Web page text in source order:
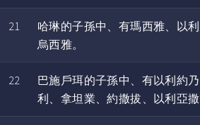
21
哈琳的子孫中、有瑪西雅、以
烏西雅。
22
巴施戶珥的子孫中、有以利約
利、拿坦業、約撒拔、以利亞撒